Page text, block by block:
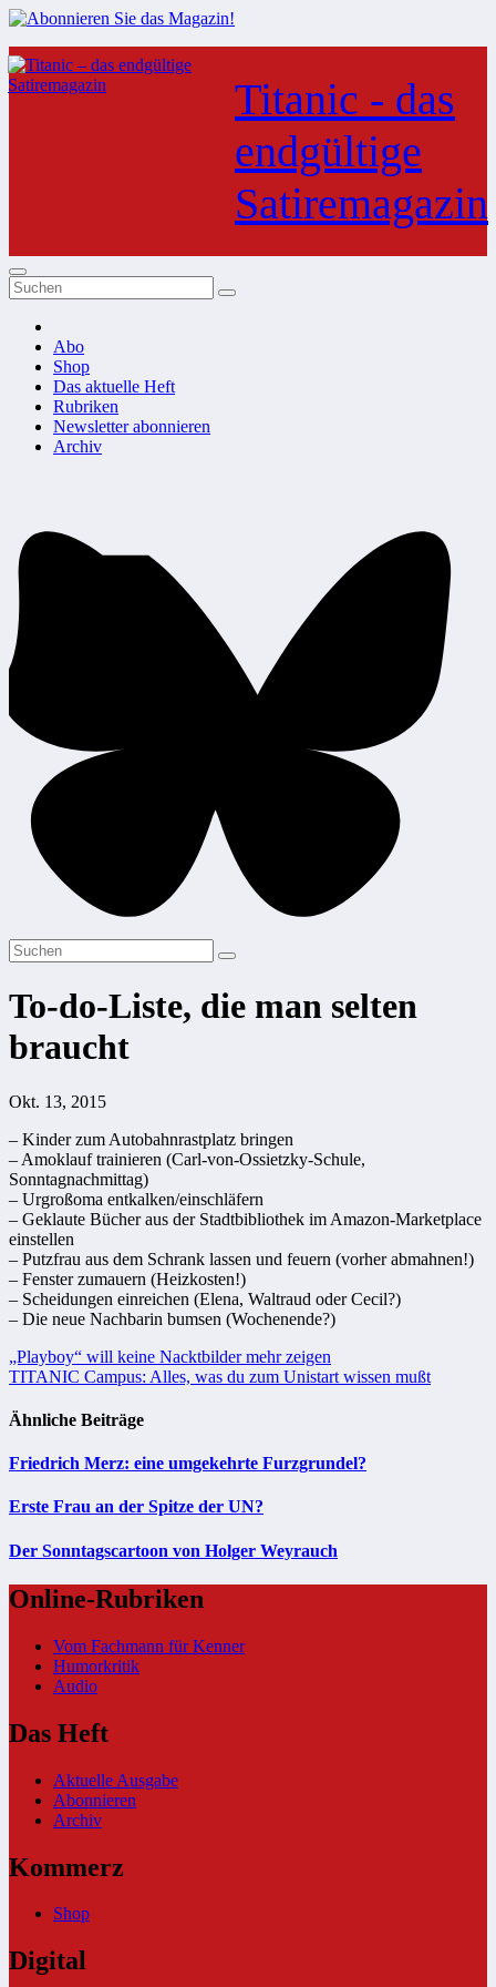
Zum
Inhalt
springen
Titanic - das
endgültige
Satiremagazin
Abo
Shop
Das aktuelle Heft
Rubriken
Newsletter abonnieren
Archiv
To-do-Liste, die man selten
braucht
Okt. 13, 2015
– Kinder zum Autobahnrastplatz bringen
– Amoklauf trainieren (Carl-von-Ossietzky-Schule,
Sonntagnachmittag)
– Urgroßoma entkalken/einschläfern
– Geklaute Bücher aus der Stadtbibliothek im Amazon-Marketplace
einstellen
– Putzfrau aus dem Schrank lassen und feuern (vorher abmahnen!)
– Fenster zumauern (Heizkosten!)
– Scheidungen einreichen (Elena, Waltraud oder Cecil?)
– Die neue Nachbarin bumsen (Wochenende?)
Beitragsnavigation
„Playboy“ will keine Nacktbilder mehr zeigen
TITANIC Campus: Alles, was du zum Unistart wissen mußt
Ähnliche Beiträge
Friedrich Merz: eine umgekehrte Furzgrundel?
Erste Frau an der Spitze der UN?
Der Sonntagscartoon von Holger Weyrauch
Online-Rubriken
Vom Fachmann für Kenner
Humorkritik
Audio
Das Heft
Aktuelle Ausgabe
Abonnieren
Archiv
Kommerz
Shop
Digital